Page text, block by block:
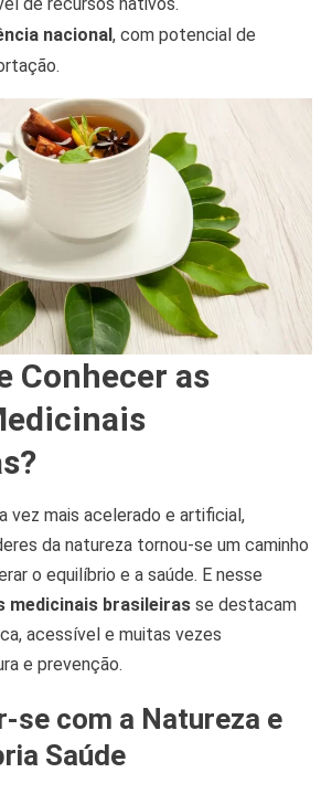
de recursos nativos.
nacional , com potencial de
Conhecer as
vez mais acelerado e artificial,
da natureza tornou-se um caminho
o equilíbrio e a saúde. E nesse
medicinais brasileirasse destacam
acessível e muitas vezes
e prevenção.
se com a Natureza e
Saúde